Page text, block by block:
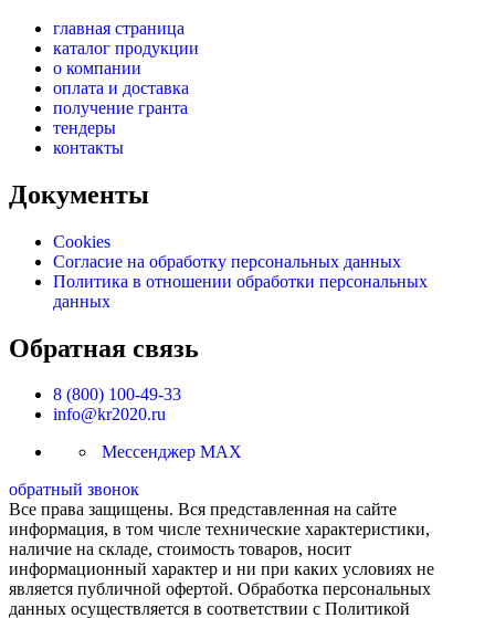
главная страница
каталог продукции
о компании
оплата и доставка
получение гранта
тендеры
контакты
Документы
Cookies
Согласие на обработку персональных данных
Политика в отношении обработки персональных
данных
Обратная связь
8 (800) 100-49-33
info@kr2020.ru
Мессенджер MAX
обратный звонок
Все права защищены. Вся представленная на сайте
информация, в том числе технические характеристики,
наличие на складе, стоимость товаров, носит
информационный характер и ни при каких условиях не
является публичной офертой. Обработка персональных
данных осуществляется в соответствии с Политикой